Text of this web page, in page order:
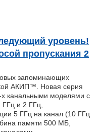
уровень!
пропускания 2
запоминающих
АКИП™. Новая серия
канальными моделями с
и 2 ГГц,
5 ГГц на канал (10 ГГц
памяти 500 МБ,